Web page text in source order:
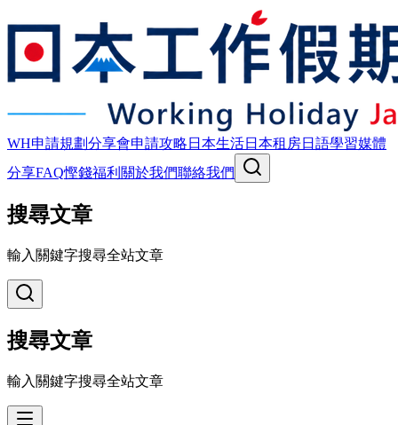
WH申請規劃分享會申請攻略 日本生活日本租房日語學習媒體
分享FAQ慳錢福利 關於我們聯絡我們
搜尋文章
輸入關鍵字搜尋全站文章
搜尋文章
輸入關鍵字搜尋全站文章